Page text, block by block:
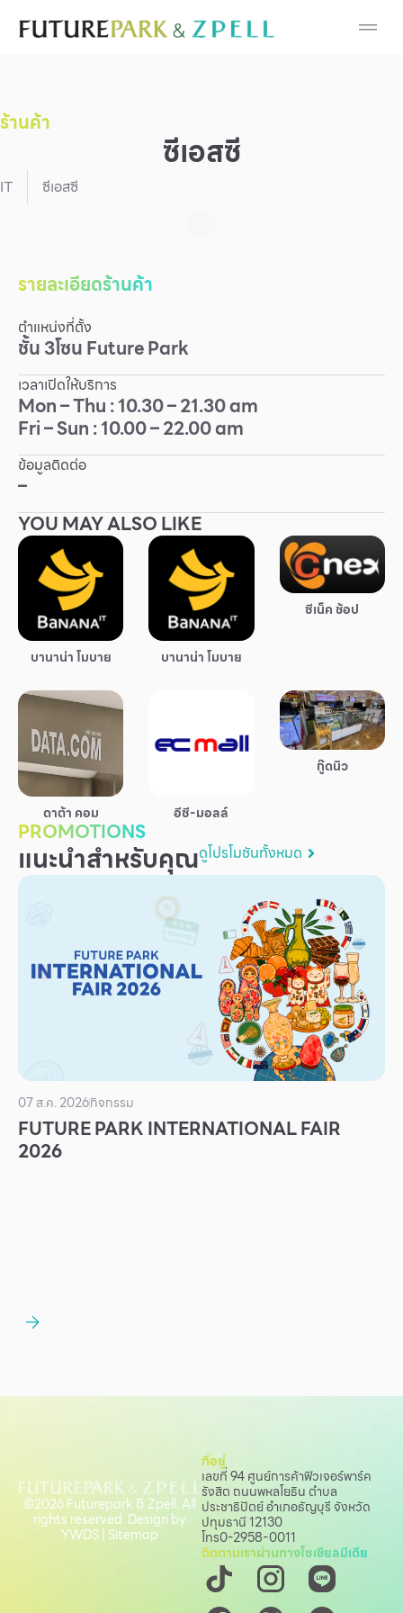
Cosmetic
Fashion
Food
Gold & Jewelry
IT
Mobile
Other
Service
Superstores
สมาชิก F-MEMBER
กิจกรรมและโปรโมชั่น
ข้อเสนอพิเศษ
สำหรับนักท่องเที่ยว
มีอะไรใหม่
แผนผังร้านค้า
บริการ
เพื่อสังคม
ฟิวเจอร์ซิตี้
ผู้เช่าพื้นที่
สมัครงาน
สิทธิประโยชน์ที่ฟิวเจอร์พาร์ค
ร้านค้า
ซีเอสซี
IT ซีเอสซี
รายละเอียดร้านค้า
ตำแหน่งที่ตั้ง
ชั้น3โซนFuture Park
เวลาเปิดให้บริการ
Mon – Thu : 10.30 – 21.30 am
Fri – Sun : 10.00 – 22.00 am
ข้อมูลติดต่อ
–
YOU MAY ALSO LIKE
บานาน่า โมบาย บานาน่า โมบาย
ซีเน็ค ช้อป
ดาต้า คอม อีซี-มอลล์
กู๊ดนิว
PROMOTIONS
แนะนำสำหรับคุณดูโปรโมชันทั้งหมด
07 ส.ค. 2026กิจกรรม
FUTURE PARK INTERNATIONAL FAIR
2026
ที่อยู่
เลขที่ 94 ศูนย์การค้าฟิวเจอร์พาร์ค
รังสิต ถนนพหลโยธิน ตำบล
ประชาธิปัตย์ อำเภอธัญบุรี จังหวัด
ปทุมธานี 12130
โทร0-2958-0011
ติดตามเราผ่านทางโซเชียลมีเดีย
©2026 Futurepark & Zpell. All
rights reserved. Design by
YWDS| Sitemap